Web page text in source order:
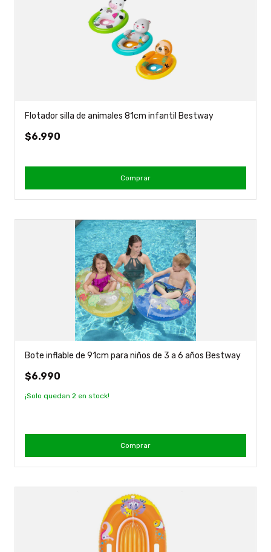
Flotador silla de animales 81cm infantil Bestway
$6.990
Comprar
Bote inflable de 91cm para niños de 3 a 6 años Bestway
$6.990
¡Solo quedan 2 en stock!
Comprar